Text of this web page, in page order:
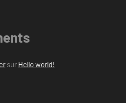
sur Hello world!